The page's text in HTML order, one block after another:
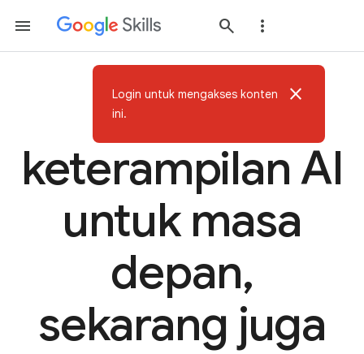
Bangun
keterampilan AI
untuk masa
depan,
sekarang juga
Login untuk mengakses konten
ini.
close